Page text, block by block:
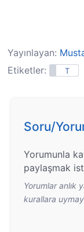
Yayınlayan:
Etiketler:
T
Soru/
Yorumunla
paylaşmak
Yorumlar anlık
kurallara